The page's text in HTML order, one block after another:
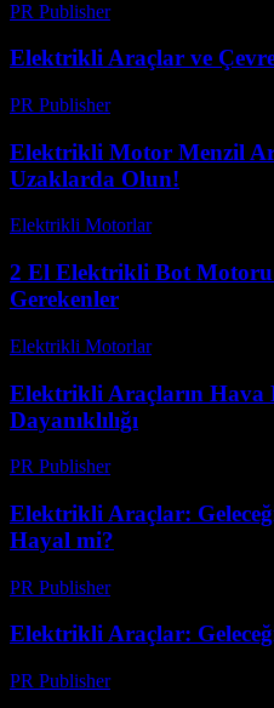
PR Publisher-
Elektrikli Araçlar ve Çevre
PR Publisher-
Elektrikli Motor Menzil
Uzaklarda Olun!
Elektrikli Motorlar-
2 El Elektrikli Bot
Gerekenler
Elektrikli Motorlar-
Elektrikli Araçların Hava
Dayanıklılığı
PR Publisher-
Elektrikli Araçlar:
Hayal mi?
PR Publisher-
Elektrikli Araçlar:
PR Publisher-